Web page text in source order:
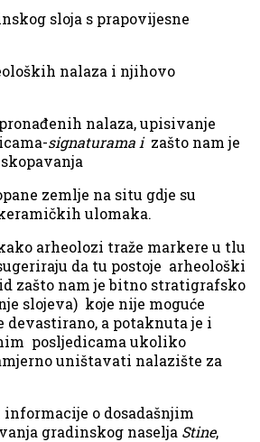
sloja s prapovijesne
nalaza i njihovo
nalaza, upisivanje
signaturama i zašto nam je
zemlje na situ gdje su
ulomaka.
arheolozi traže markere u tlu
da tu postoje arheološki
zašto nam je bitno stratigrafsko
slojeva) koje nije moguće
a potaknuta je i
posljedicama ukoliko
uništavati nalazište za
o dosadašnjim
gradinskog naselja Stine,